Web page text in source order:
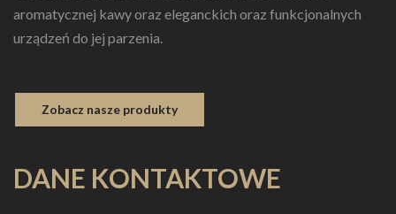
aromatycznej kawy oraz eleganckich oraz funkcjonalnych
urządzeń do jej parzenia.
Zobacz nasze produkty
DANE KONTAKTOWE